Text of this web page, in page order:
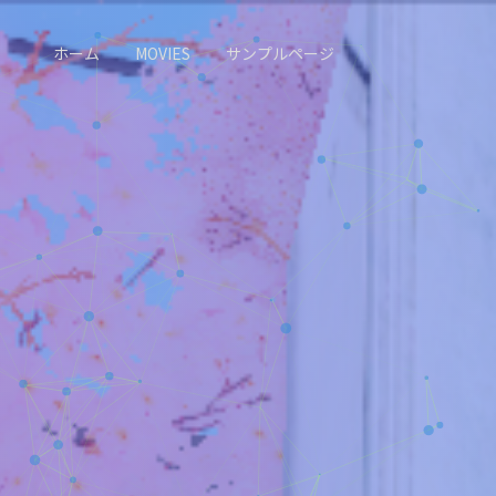
ホーム MOVIES サンプルページ